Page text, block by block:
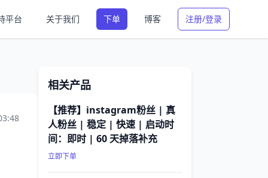
平台 关于我们 下单 博客 注册/登录
相关产品
【推荐】instagram粉丝 | 真
人粉丝 | 稳定 | 快速 | 启动时
间：即时 | 60 天掉落补充
立即下单